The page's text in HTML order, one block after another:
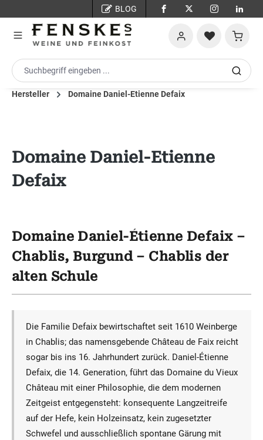
BLOG
Hersteller Domaine Daniel-Etienne Defaix
Domaine Daniel-Etienne
Defaix
Domaine Daniel-Étienne Defaix –
Chablis, Burgund – Chablis der
alten Schule
Die Familie Defaix bewirtschaftet seit 1610 Weinberge
in Chablis; das namensgebende Château de Faix reicht
sogar bis ins 16. Jahrhundert zurück. Daniel-Étienne
Defaix, die 14. Generation, führt das Domaine du Vieux
Château mit einer Philosophie, die dem modernen
Zeitgeist entgegensteht: konsequente Langzeitreife
auf der Hefe, kein Holzeinsatz, kein zugesetzter
Schwefel und ausschließlich spontane Gärung mit